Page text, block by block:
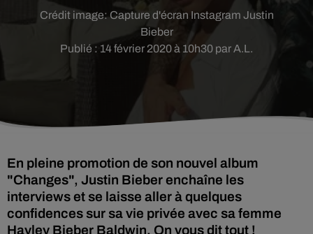
Publié : 14 février 2020 à 10h30 par A.L.
Crédit image:Capture d'écran Instagram Justin
Bieber
En pleine promotion de son nouvel album
"Changes", Justin Bieber enchaîne les
interviews et se laisse aller à quelques
confidences sur sa vie privée avec sa femme
Hayley Bieber Baldwin. On vous dit tout !